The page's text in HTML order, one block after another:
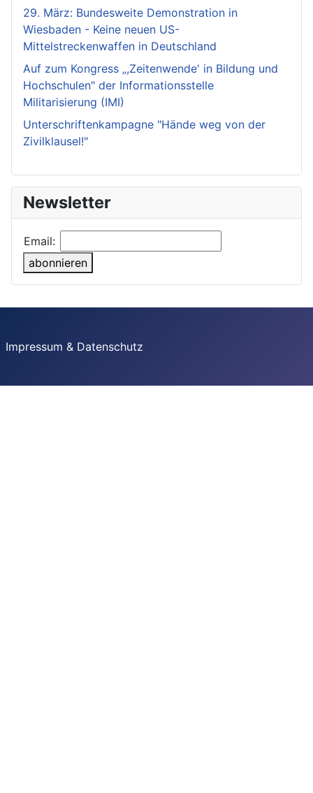
29. März: Bundesweite Demonstration in
Wiesbaden - Keine neuen US-
Mittelstreckenwaffen in Deutschland
Auf zum Kongress „,Zeitenwende' in Bildung und
Hochschulen" der Informationsstelle
Militarisierung (IMI)
Unterschriftenkampagne "Hände weg von der
Zivilklausel!"
Newsletter
Email:
abonnieren
Impressum & Datenschutz